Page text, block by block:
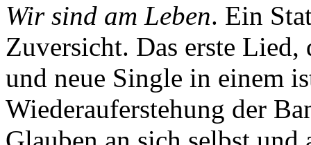
Wir sind am Leben. Ein
Zuversicht. Das erste
und neue Single in einem
Wiederauferstehung der